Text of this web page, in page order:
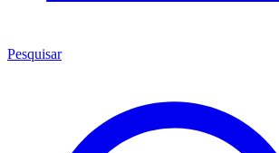
Pesquisar